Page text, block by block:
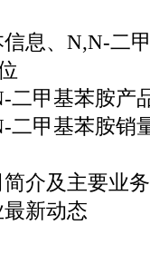
息、N,N-二
二甲基苯胺产
二甲基苯胺销
介及主要业务
新动态